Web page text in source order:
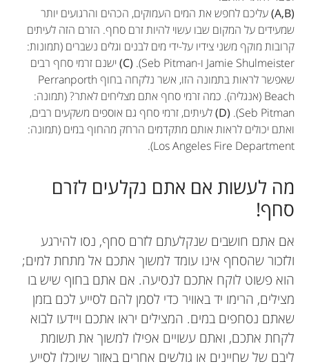
(A,B)
עליכם לחפש את המים העמוקים, הכהים והרגועים יותר
שמעידים על המקום שבו עשוי להיות זרם סחף. הזרם הזה לעיתים
קרובות מוקף משני צידיו על-ידי מים לבנים וגלים נשברים (תמונות:
Jamie Shulmeister ו-Seb Pitman).
(C)
ישנם זרמי סחף רבים
שאפשר לראות בתמונה הזו, אשר נלקחה בחוף Perranporth
Beach (אנגליה). כמה זרמי סחף אתם מצליחים לאתר? (תמונה:
Seb Pitman).
(D)
לעיתים, זרמי סחף גם אוספים משקעים רבים,
ואתם יכולים לראות אותם מתקדמים הרחק מהחוף במים (תמונה:
Los Angeles Fire Department).
מה לעשות אם אתם נקלעים לזרם
סחף!
אם אתם חושבים שנקלעתם לזרם סחף, נסו להירגע
ולזכור שהסחף אינו עומד למשוך אתכם אל מתחת למים;
הוא פשוט לוקח אתכם לנסיעה. אם אתם בחוף שיש בו
מצילים, הרימו יד באוויר כדי לסמן להם לסייע לכם בזמן
שאתם נסחפים במים. המצילים יראו אתכם ויידעו לבוא
לקחת אתכם, ואתם עשויים אפילו למשוך את תשומת
ליבם של שחיינים או גולשים אחרים באזור שיוכלו לסייע